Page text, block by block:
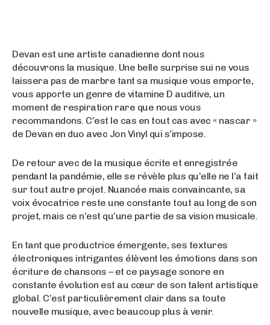
Devan est une artiste canadienne dont nous
découvrons la musique. Une belle surprise sui ne vous
laissera pas de marbre tant sa musique vous emporte,
vous apporte un genre de vitamine D auditive, un
moment de respiration rare que nous vous
recommandons. C’est le cas en tout cas avec « nascar »
de Devan en duo avec Jon Vinyl qui s’impose.
De retour avec de la musique écrite et enregistrée
pendant la pandémie, elle se révèle plus qu’elle ne l’a fait
sur tout autre projet. Nuancée mais convaincante, sa
voix évocatrice reste une constante tout au long de son
projet, mais ce n’est qu’une partie de sa vision musicale.
En tant que productrice émergente, ses textures
électroniques intrigantes élèvent les émotions dans son
écriture de chansons – et ce paysage sonore en
constante évolution est au cœur de son talent artistique
global. C’est particulièrement clair dans sa toute
nouvelle musique, avec beaucoup plus à venir.